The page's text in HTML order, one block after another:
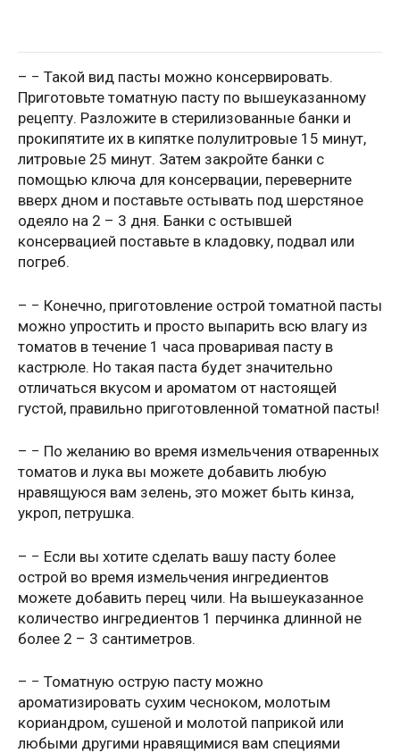
– − Такой вид пасты можно консервировать.
Приготовьте томатную пасту по вышеуказанному
рецепту. Разложите в стерилизованные банки и
прокипятите их в кипятке полулитровые 15 минут,
литровые 25 минут. Затем закройте банки с
помощью ключа для консервации, переверните
вверх дном и поставьте остывать под шерстяное
одеяло на 2 – 3 дня. Банки с остывшей
консервацией поставьте в кладовку, подвал или
погреб.
– − Конечно, приготовление острой томатной пасты
можно упростить и просто выпарить всю влагу из
томатов в течение 1 часа проваривая пасту в
кастрюле. Но такая паста будет значительно
отличаться вкусом и ароматом от настоящей
густой, правильно приготовленной томатной пасты!
– − По желанию во время измельчения отваренных
томатов и лука вы можете добавить любую
нравящуюся вам зелень, это может быть кинза,
укроп, петрушка.
– − Если вы хотите сделать вашу пасту более
острой во время измельчения ингредиентов
можете добавить перец чили. На вышеуказанное
количество ингредиентов 1 перчинка длинной не
более 2 – 3 сантиметров.
– − Томатную острую пасту можно
ароматизировать сухим чесноком, молотым
кориандром, сушеной и молотой паприкой или
любыми другими нравящимися вам специями